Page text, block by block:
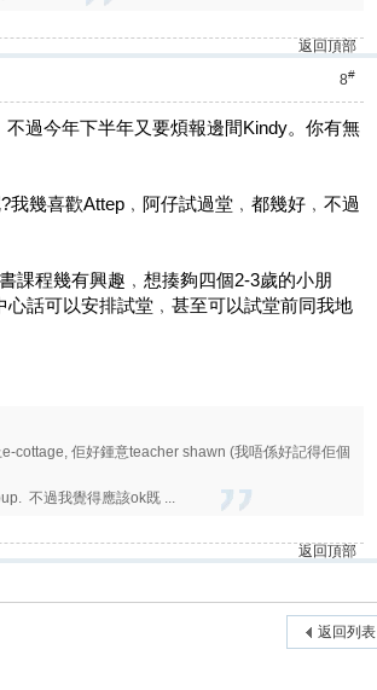
返回頂部
8#
過今年下半年又要煩報邊間Kindy。你有無
幾喜歡Attep﹐阿仔試過堂﹐都幾好﹐不過
課程幾有興趣﹐想揍夠四個2-3歲的小朋
話可以安排試堂﹐甚至可以試堂前同我地
cottage, 佢好鍾意teacher shawn (我唔係好記得佢個
不過我覺得應該ok既 ...
返回頂部
返回列表